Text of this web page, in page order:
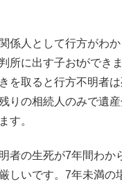
係人として行方がわ
所に出す子おtができ
を取ると行方不明者
りの相続人のみで遺
す。
者の生死が7年間わか
しいです。7年未満の